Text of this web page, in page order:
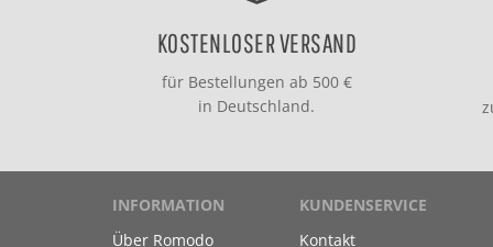
KOSTENLOSER VERSAND
für Bestellungen ab 500 €
in Deutschland.
INFORMATION
Über Romodo
KUNDENSERVICE
Kontakt